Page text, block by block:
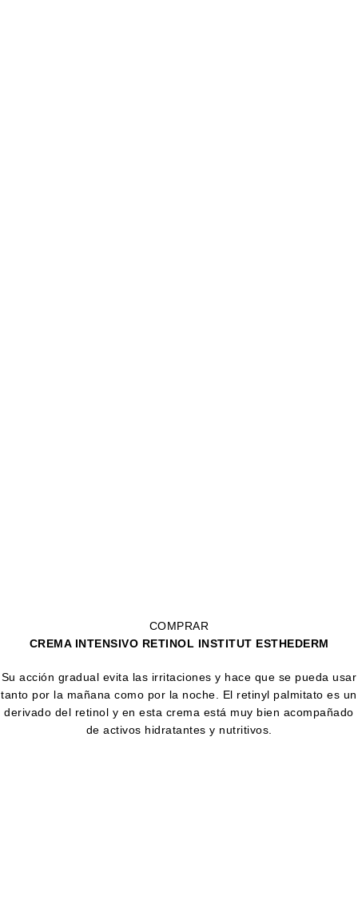
COMPRAR
CREMA INTENSIVO RETINOL INSTITUT ESTHEDERM
Su acción gradual evita las irritaciones y hace que se pueda usar
tanto por la mañana como por la noche. El retinyl palmitato es un
derivado del retinol y en esta crema está muy bien acompañado
de activos hidratantes y nutritivos.